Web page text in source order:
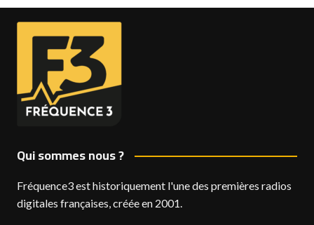
Qui sommes nous ?
Fréquence3 est historiquement l'une des premières radios
digitales françaises, créée en 2001.